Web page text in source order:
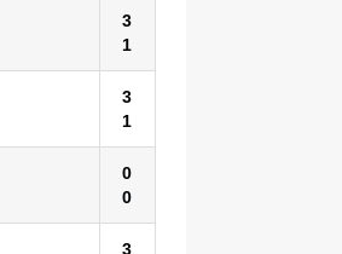
3
1
3
1
0
0
3